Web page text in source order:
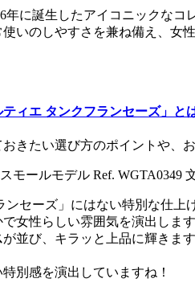
年に誕生したアイコニックな
いのしやすさを兼ね備え、女
ィエ タンクフランセーズ」と
きたい選び方のポイントや、
セーズ」にはない特別な仕上
女性らしい雰囲気を演出します
が並び、キラッと上品に輝きま
別感を演出していますね！